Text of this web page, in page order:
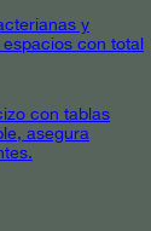
y
con total
con tablas
asegura